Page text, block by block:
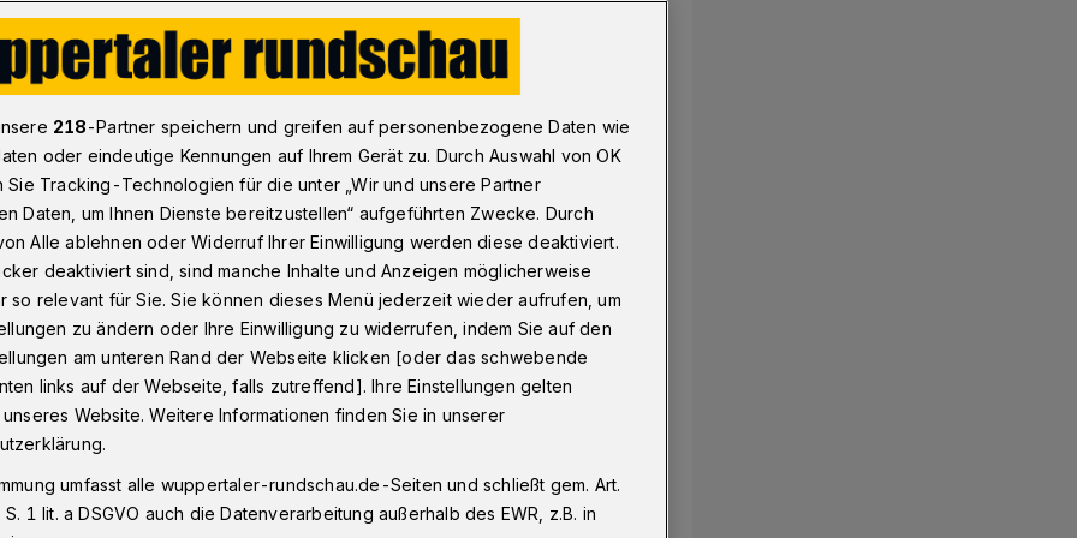
und Kondolenzbuch
und
in Wuppertal tragen die Flaggen nach
Im Barmer Rathaus liegt zudem ein
218-Partner speichern und greifen auf personenbezogene Daten wie
oder eindeutige Kennungen auf Ihrem Gerät zu. Durch Auswahl von OK
Sie Tracking-Technologien für die unter „Wir und unsere Partner
Daten, um Ihnen Dienste bereitzustellen“ aufgeführten Zwecke. Durch
Alle ablehnen oder Widerruf Ihrer Einwilligung werden diese deaktiviert.
deaktiviert sind, sind manche Inhalte und Anzeigen möglicherweise
so relevant für Sie. Sie können dieses Menü jederzeit wieder aufrufen, um
zu ändern oder Ihre Einwilligung zu widerrufen, indem Sie auf den
am unteren Rand der Webseite klicken [oder das schwebende
links auf der Webseite, falls zutreffend]. Ihre Einstellungen gelten
Website. Weitere Informationen finden Sie in unserer
umfasst alle wuppertaler-rundschau.de-Seiten und schließt gem. Art.
1 lit. a DSGVO auch die Datenverarbeitung außerhalb des EWR, z.B. in